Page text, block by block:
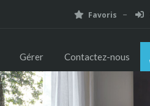
Favoris
Gérer Contactez-nous